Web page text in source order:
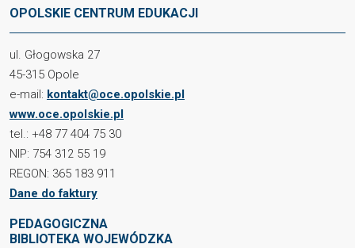
OPOLSKIE CENTRUM EDUKACJI
ul. Głogowska 27
45-315 Opole
e-mail: kontakt@oce.opolskie.pl
www.oce.opolskie.pl
tel.: +48 77 404 75 30
NIP: 754 312 55 19
REGON: 365 183 911
Dane do faktury
PEDAGOGICZNA
BIBLIOTEKA WOJEWÓDZKA